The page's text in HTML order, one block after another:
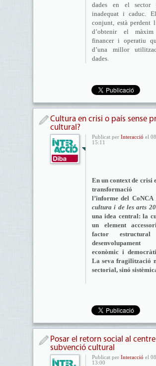
dades en el sector
inadequat i caduc.
conjunt, està perdent
d’obtenir el màxim
financer i operatiu
d’una millor
dades.
Cultura en crisi o país sense
cultural?
Publicat per Interacció el
15:11
En un context de crisi
transformació
l’informe del CoNCA
cultura i de les arts
una idea central: la
un element
factor
econòmic i
La seva fragilització
sectorial, sinó
Posar el retorn social al
subvenció cultural
Publicat per Interacció el
13:00